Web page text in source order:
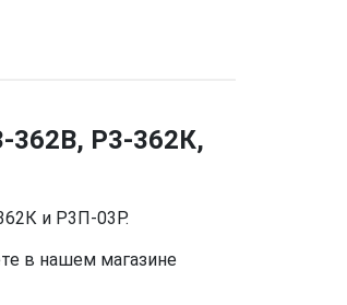
362В, Р3-362К,
и Р3П-03Р.
в нашем магазине